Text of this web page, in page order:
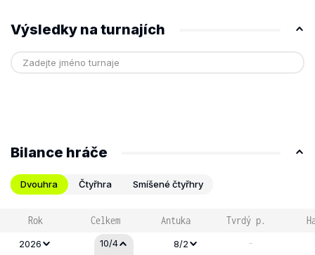
Výsledky na turnajích
Bilance hráče
Dvouhra Čtyřhra Smíšené čtyřhry
Rok Celkem Antuka Tvrdý p.
2026 10/4 8/2 -